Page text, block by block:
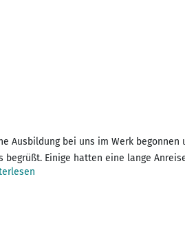
Ausbildung bei uns im Werk
Einige hatten eine lange